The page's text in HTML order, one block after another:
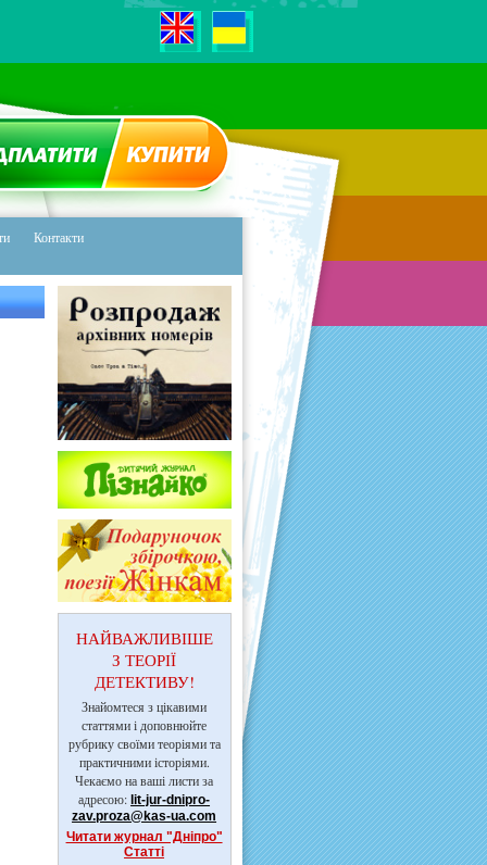
ЖУРНАЛ
Контакти
НАЙВАЖЛИВІШЕ
З ТЕОРІЇ
ДЕТЕКТИВУ!
Знайомтеся з цікавими
статтями і доповнюйте
рубрику своїми теоріями та
практичними історіями.
Чекаємо на ваші листи за
адресою: lit-jur-dnipro-
zav.proza@kas-ua.com
Читати журнал "Дніпро"
Статті